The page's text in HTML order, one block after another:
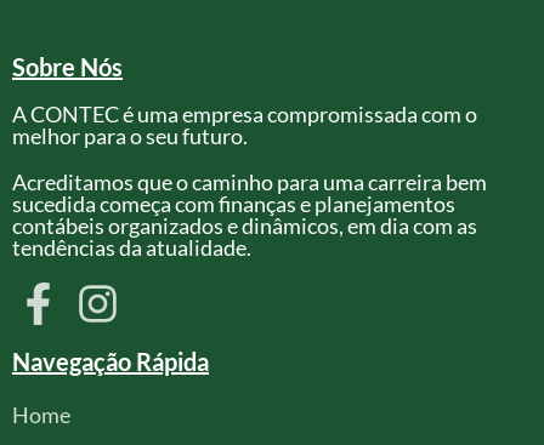
Sobre Nós
A CONTEC é uma empresa compromissada com o
melhor para o seu futuro.
Acreditamos que o caminho para uma carreira bem
sucedida começa com finanças e planejamentos
contábeis organizados e dinâmicos, em dia com as
tendências da atualidade.
Navegação Rápida
Home